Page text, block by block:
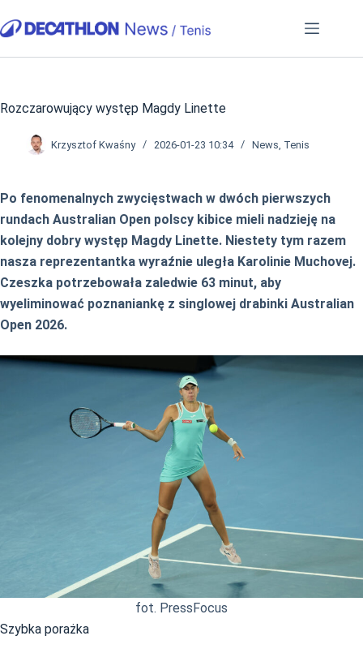
do
Rozczarowujący występ Magdy Linette
Krzysztof Kwaśny 2026-01-23 10:34 News Tenis
Po fenomenalnych zwycięstwach w dwóch pierwszych
rundach Australian Open polscy kibice mieli nadzieję na
kolejny dobry występ Magdy Linette. Niestety tym razem
nasza reprezentantka wyraźnie uległa Karolinie Muchovej.
Czeszka potrzebowała zaledwie 63 minut, aby
wyeliminować poznaniankę z singlowej drabinki Australian
Open 2026.
fot. PressFocus
Szybka porażka